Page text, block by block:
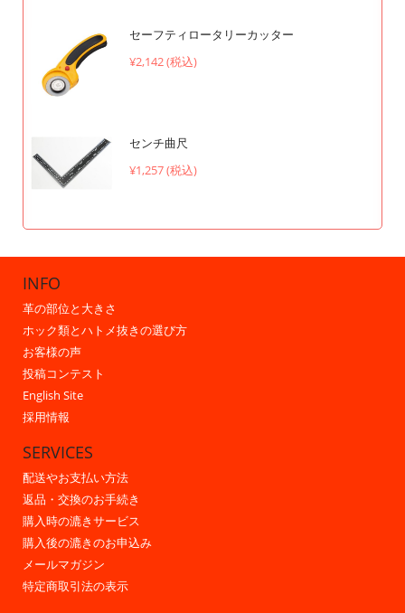
セーフティロータリーカッター
¥2,142 (税込)
センチ曲尺
¥1,257 (税込)
INFO
革の部位と大きさ
ホック類とハトメ抜きの選び方
お客様の声
投稿コンテスト
English Site
採用情報
SERVICES
配送やお支払い方法
返品・交換のお手続き
購入時の漉きサービス
購入後の漉きのお申込み
メールマガジン
特定商取引法の表示